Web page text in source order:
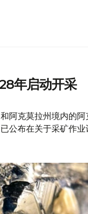
年启动开采
阿克莫拉州境内的
公布在关于采矿作